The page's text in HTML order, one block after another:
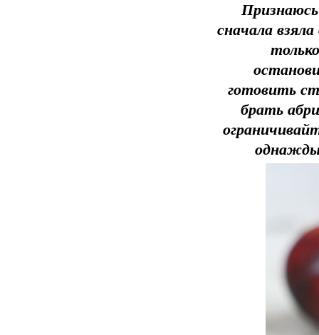
сначала
готовить
брать